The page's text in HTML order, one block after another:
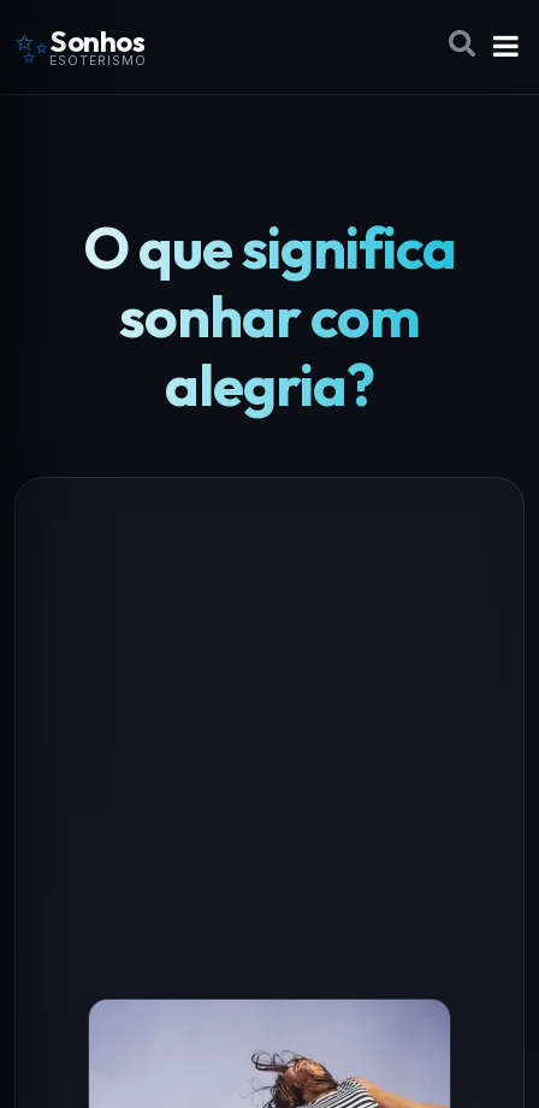
✨Sonhos
ESOTERISMO
O que significa
sonhar com
alegria?